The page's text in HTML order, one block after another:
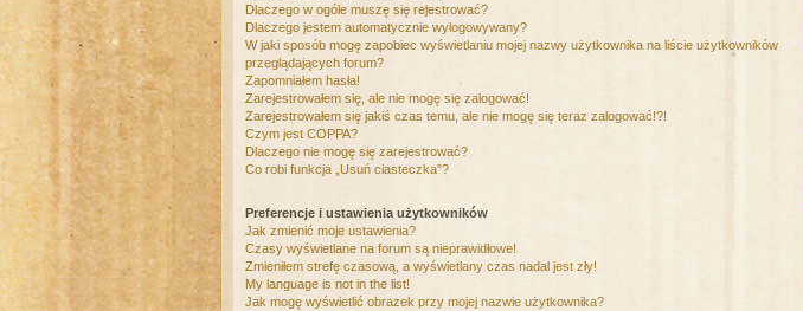
Dlaczego w ogóle muszę się rejestrować?
Dlaczego jestem automatycznie wylogowywany?
W jaki sposób mogę zapobiec wyświetlaniu mojej nazwy użytkownika na liście użytkowników
przeglądających forum?
Zapomniałem hasła!
Zarejestrowałem się, ale nie mogę się zalogować!
Zarejestrowałem się jakiś czas temu, ale nie mogę się teraz zalogować!?!
Czym jest COPPA?
Dlaczego nie mogę się zarejestrować?
Co robi funkcja „Usuń ciasteczka”?
Preferencje i ustawienia użytkowników
Jak zmienić moje ustawienia?
Czasy wyświetlane na forum są nieprawidłowe!
Zmieniłem strefę czasową, a wyświetlany czas nadal jest zły!
My language is not in the list!
Jak mogę wyświetlić obrazek przy mojej nazwie użytkownika?